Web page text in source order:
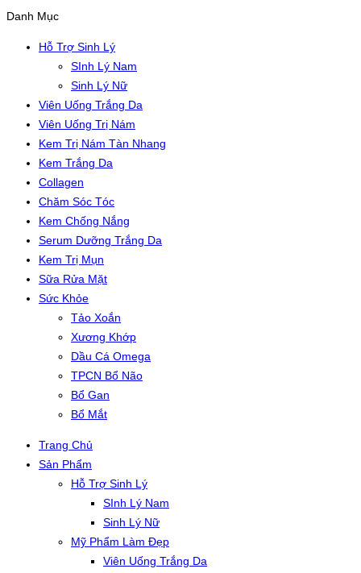
Danh Mục
Hỗ Trợ Sinh Lý
SInh Lý Nam
Sinh Lý Nữ
Viên Uống Trắng Da
Viên Uống Trị Nám
Kem Trị Nám Tàn Nhang
Kem Trắng Da
Collagen
Chăm Sóc Tóc
Kem Chống Nắng
Serum Dưỡng Trắng Da
Kem Trị Mụn
Sữa Rửa Mặt
Sức Khỏe
Tảo Xoắn
Xương Khớp
Dầu Cá Omega
TPCN Bổ Não
Bổ Gan
Bổ Mắt
Trang Chủ
Sản Phẩm
Hỗ Trợ Sinh Lý
SInh Lý Nam
Sinh Lý Nữ
Mỹ Phẩm Làm Đẹp
Viên Uống Trắng Da